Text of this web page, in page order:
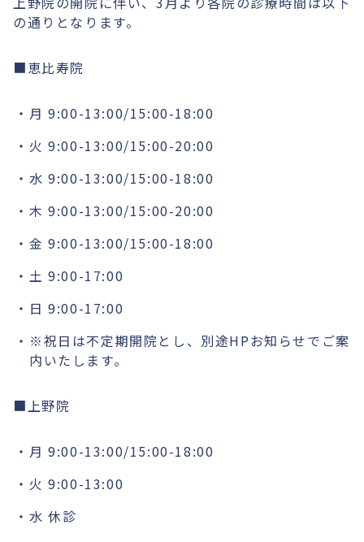
の通りとなります。
■恵比寿院
月 9:00-13:00/15:00-18:00
火 9:00-13:00/15:00-20:00
水 9:00-13:00/15:00-18:00
木 9:00-13:00/15:00-20:00
金 9:00-13:00/15:00-18:00
土 9:00-17:00
日 9:00-17:00
※祝日は不定期開院とし、別途HPお知らせでご案
内いたします。
■上野院
月 9:00-13:00/15:00-18:00
火 9:00-13:00
水 休診